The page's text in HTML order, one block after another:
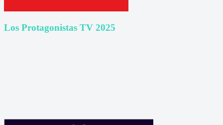
Los Protagonistas TV 2025